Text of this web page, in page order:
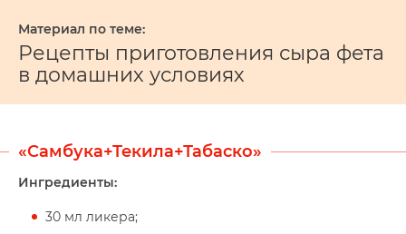
Рецепты приготовления сыра фета
в домашних условиях
«Самбука+Текила+Табаско»
Ингредиенты:
30 мл ликера;